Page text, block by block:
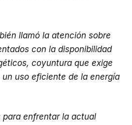
llamó la atención so­bre
con la disponibilidad
coyuntura que exige
uso eficiente de la energía
para enfrentar la actual